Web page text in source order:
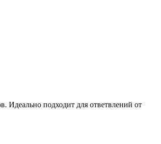
Идеально подходит для ответвлений от